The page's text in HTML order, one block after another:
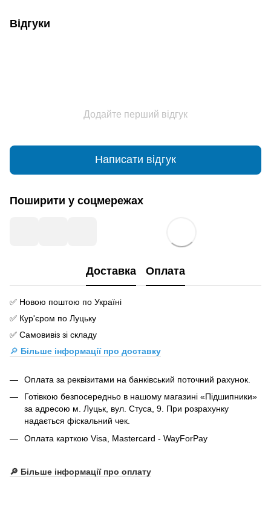
Відгуки
Додайте перший відгук
Написати відгук
Поширити у соцмережах
Доставка Оплата
✅ Новою поштою по Україні
✅ Кур'єром по Луцьку
✅ Самовивіз зі складу
🔎 Більше інформації про доставку
Оплата за реквізитами на банківський поточний рахунок.
Готівкою безпосередньо в нашому магазині «Підшипники»
за адресою м. Луцьк, вул. Стуса, 9. При розрахунку
надається фіскальний чек.
Оплата карткою Visa, Mastercard - WayForPay
🔎 Більше інформації про оплату